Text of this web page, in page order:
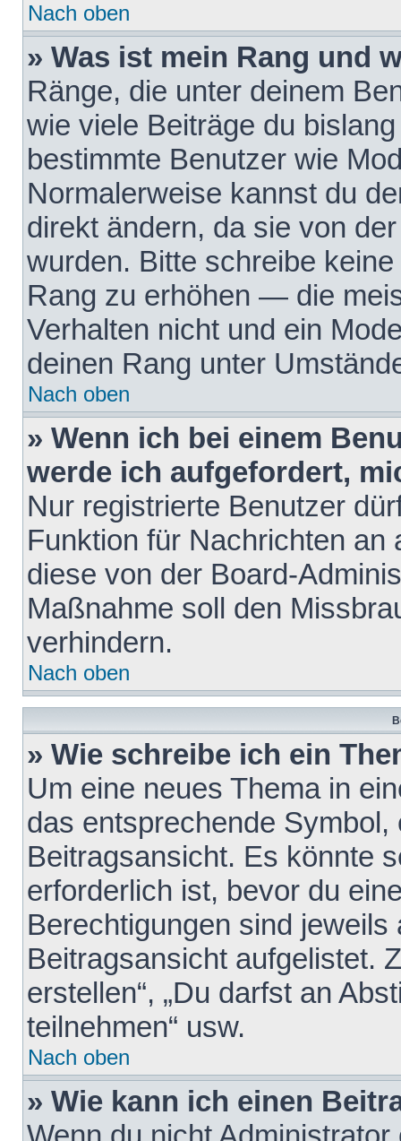
Nach oben
» Was ist mein Rang und
Ränge, die unter deinem
wie viele Beiträge du
bestimmte Benutzer wie
Normalerweise kannst du
direkt ändern, da sie von
wurden. Bitte schreibe
Rang zu erhöhen — die
Verhalten nicht und ein
deinen Rang unter
Nach oben
» Wenn ich bei einem
werde ich aufgefordert,
Nur registrierte Benutzer
Funktion für Nachrichten
diese von der Board-
Maßnahme soll den
verhindern.
Nach oben
» Wie schreibe ich ein
Um eine neues Thema in
das entsprechende
Beitragsansicht. Es könnte
erforderlich ist, bevor du
Berechtigungen sind
Beitragsansicht aufgelistet.
erstellen“, „Du darfst an
teilnehmen“ usw.
Nach oben
» Wie kann ich einen